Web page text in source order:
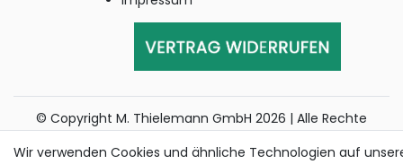
© Copyright M. Thielemann GmbH 2026 | Alle Rechte
vorbehalten.
Wir verwenden Cookies und ähnliche Technologien auf